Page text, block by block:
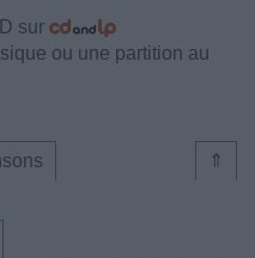
sur
ou une partition au
⇑